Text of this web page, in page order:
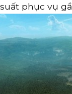
phục vụ